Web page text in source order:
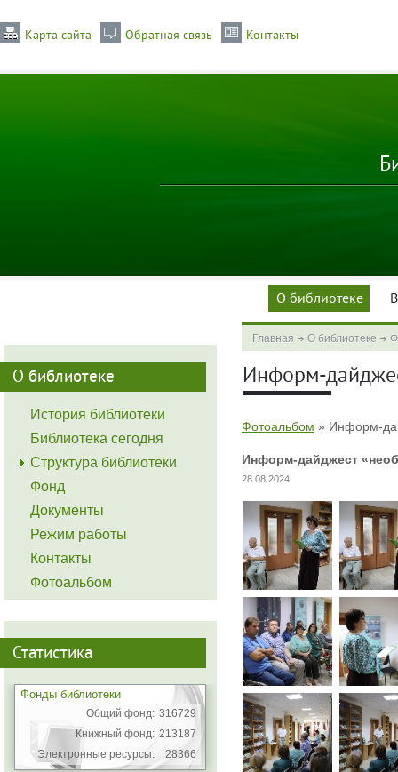
Карта сайта Обратная связь Контакты
О библиотеке
О библиотеке
История библиотеки
Библиотека сегодня
Структура библиотеки
Фонд
Документы
Режим работы
Контакты
Фотоальбом
Статистика
Фонды библиотеки
Общий фонд: 316729
Книжный фонд: 213187
Электронные ресурсы:
28366
Главная О библиотеке
Информ-
Фотоальбом » Информ-
Информ-дайджест
28.08.2024